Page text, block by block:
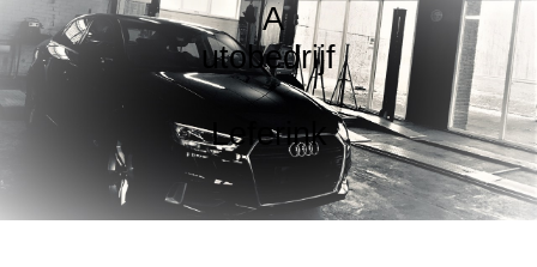
A
utobedrijf
Leferink